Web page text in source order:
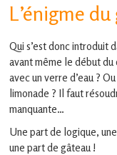
L’énigme
Qui s’est donc introduit
avant même le début
avec un verre d’eau ?
limonade ? Il faut
manquante…
Une part de logique,
une part de gâteau !